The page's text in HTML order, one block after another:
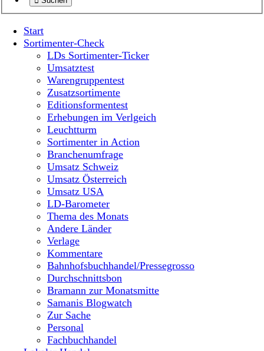
Start
Sortimenter-Check
LDs Sortimenter-Ticker
Umsatztest
Warengruppentest
Zusatzsortimente
Editionsformentest
Erhebungen im Verlgeich
Leuchtturm
Sortimenter in Action
Branchenumfrage
Umsatz Schweiz
Umsatz Österreich
Umsatz USA
LD-Barometer
Thema des Monats
Andere Länder
Verlage
Kommentare
Bahnhofsbuchhandel/Pressegrosso
Durchschnittsbon
Bramann zur Monatsmitte
Samanis Blogwatch
Zur Sache
Personal
Fachbuchhandel